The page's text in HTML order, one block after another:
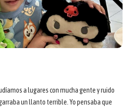
a lugares con mucha gente y ruido
un llanto terrible. Yo pensaba que